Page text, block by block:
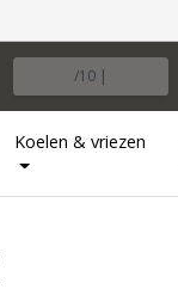
/10 |
Koelen & vriezen